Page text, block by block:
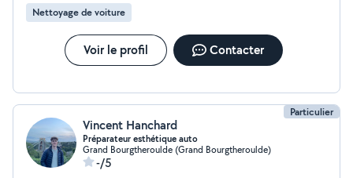
Nettoyage de voiture
Voir le profil Contacter
Particulier
Vincent Hanchard
Préparateur esthétique auto
Grand Bourgtheroulde (Grand Bourgtheroulde)
-/5